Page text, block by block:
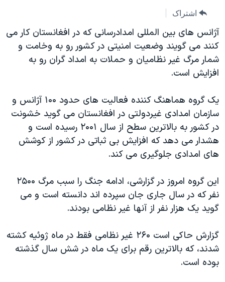
صفحه
جهش
جستجو
جهان
ورزشی
گزیده‌ها
ویژه برنامه‌ها
فرهنگ و زندگی
حقوق شهروندی
اقتصادی
علم و فناوری
گالری عکس
آرشیو پخش زنده
صفحه‌های ویژه
جام جهانی ۲۰۲۶
عملیات خشم حماسی
۲۵۰سالگی آمریکا
مستندها
انتخابات ریاست جمهوری آمریکا ۲۰۲۴
حمله جمهوری اسلامی به اسرائیل
رمز مهسا
اعتراضات زن، زندگی، آزادی
مجموعه مستندهای دادخواهی
دادگاه حمید نوری
چهل سال گروگان‌گیری
فرکانس‌های صدای آمریکا
پخش رادیویی
یادگیری زبان انگلیسی
دنبال کنید
اشتراک
آژانس های بین المللی امدادرسانی که در افغانستان کار می
کنند می گویند وضعیت امنیتی در کشور رو به وخامت و
شمار مرگ غیر نظامیان و حملات به امداد گران رو به
افزایش است.
یک گروه هماهنگ کننده فعالیت های حدود ۱۰۰ آژانس و
سازمان امدادی غیردولتی در افغانستان می گوید خشونت
در کشور به بالاترین سطح از سال ۲۰۰۱ رسیده است و
هشدار می دهد که افزایش بی ثباتی در کشور از کوشش
های امدادی جلوگیری می کند.
این گروه امروز در گزارشی، ادامه جنگ را سبب مرگ ۲۵۰۰
نفر که در سال جاری جان سپرده اند دانسته است و می
گوید یک هزار نفر از آنها غیر نظامی بودند.
گزارش حاکی است ۲۶۰ غیر نظامی فقط در ماه ژوئیه کشته
شدند، که بالاترین رقم برای یک ماه در شش سال گذشته
بوده است.